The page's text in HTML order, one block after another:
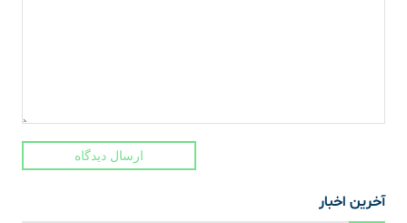
ارسال دیدگاه
آخرین اخبار